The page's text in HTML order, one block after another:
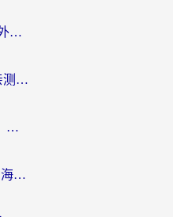
雷神手游和sixfast哪个好？海外党亲测3款回国加速器，教你选对不踩坑
穿梭和快喵好用吗？海外党亲测：小众加速器对比+番茄加速器深度体验
云极和Unblock Youku好用吗？海外党亲测+2026回国加速器避坑指南
ChickCN和海外回国好用吗？海外党2026亲测：从手游到影音，选对加速器的3个关键